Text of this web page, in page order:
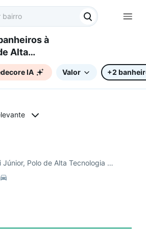
à
Alta
- Polo
IA Valor +2
Av. Carlos Pellegrini Júnior, Polo de Alta Tecnologia de Campinas - Polo I